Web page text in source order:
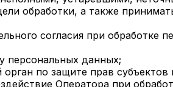
обработки, а также
согласия при обработке
персональных данных;
по защите прав
Оператора при